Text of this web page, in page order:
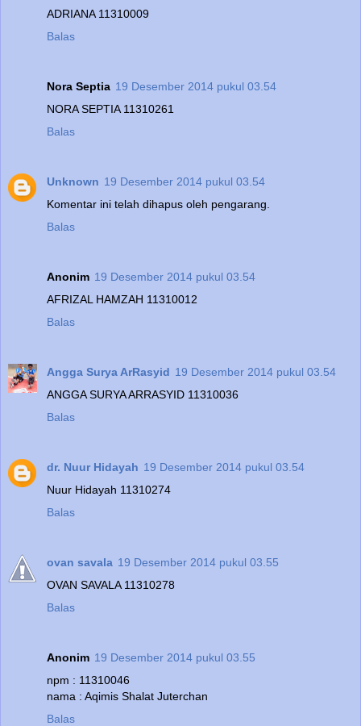
ADRIANA 11310009
Balas
Nora Septia 19 Desember 2014 pukul 03.54
NORA SEPTIA 11310261
Balas
Unknown 19 Desember 2014 pukul 03.54
Komentar ini telah dihapus oleh pengarang.
Balas
Anonim 19 Desember 2014 pukul 03.54
AFRIZAL HAMZAH 11310012
Balas
Angga Surya ArRasyid 19 Desember 2014 pukul 03.54
ANGGA SURYA ARRASYID 11310036
Balas
dr. Nuur Hidayah 19 Desember 2014 pukul 03.54
Nuur Hidayah 11310274
Balas
ovan savala 19 Desember 2014 pukul 03.55
OVAN SAVALA 11310278
Balas
Anonim 19 Desember 2014 pukul 03.55
npm : 11310046
nama : Aqimis Shalat Juterchan
Balas